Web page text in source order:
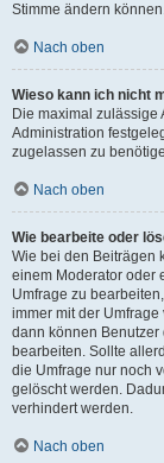
Stimme ändern
Nach oben
Wieso kann ich nicht
Die maximal zulässige
Administration
zugelassen zu
Nach oben
Wie bearbeite oder
Wie bei den Beiträgen
einem Moderator oder
Umfrage zu
immer mit der
dann können
bearbeiten. Sollte
die Umfrage nur noch
gelöscht werden.
verhindert werden.
Nach oben